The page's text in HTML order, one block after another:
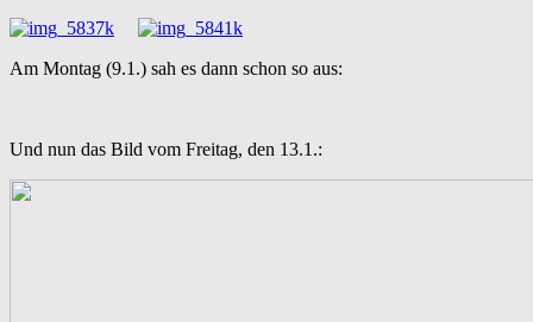
Am Montag (9.1.) sah es dann schon so aus:
Und nun das Bild vom Freitag, den 13.1.: